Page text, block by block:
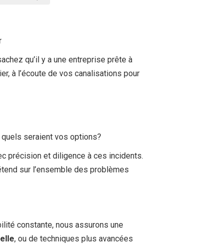
qu’il y a une entreprise prête à
à l’écoute de vos canalisations pour
seraient vos options?
précision et diligence à ces incidents.
sur l’ensemble des problèmes
constante, nous assurons une
, ou de techniques plus avancées